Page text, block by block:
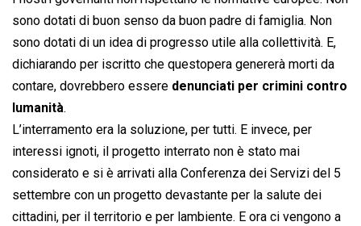
sono dotati di buon senso da buon padre di famiglia. Non
sono dotati di un idea di progresso utile alla collettività. E,
dichiarando per iscritto che questopera genererà morti da
contare, dovrebbero essere denunciati per crimini contro
lumanità.
L’interramento era la soluzione, per tutti. E invece, per
interessi ignoti, il progetto interrato non è stato mai
considerato e si è arrivati alla Conferenza dei Servizi del 5
settembre con un progetto devastante per la salute dei
cittadini, per il territorio e per lambiente. E ora ci vengono a